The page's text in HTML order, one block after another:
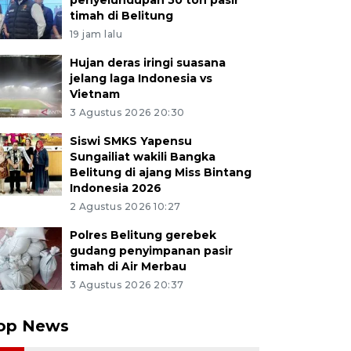
timah di Belitung
19 jam lalu
Hujan deras iringi suasana
jelang laga Indonesia vs
Vietnam
3 Agustus 2026 20:30
Siswi SMKS Yapensu
Sungailiat wakili Bangka
Belitung di ajang Miss Bintang
Indonesia 2026
2 Agustus 2026 10:27
Polres Belitung gerebek
gudang penyimpanan pasir
timah di Air Merbau
3 Agustus 2026 20:37
News